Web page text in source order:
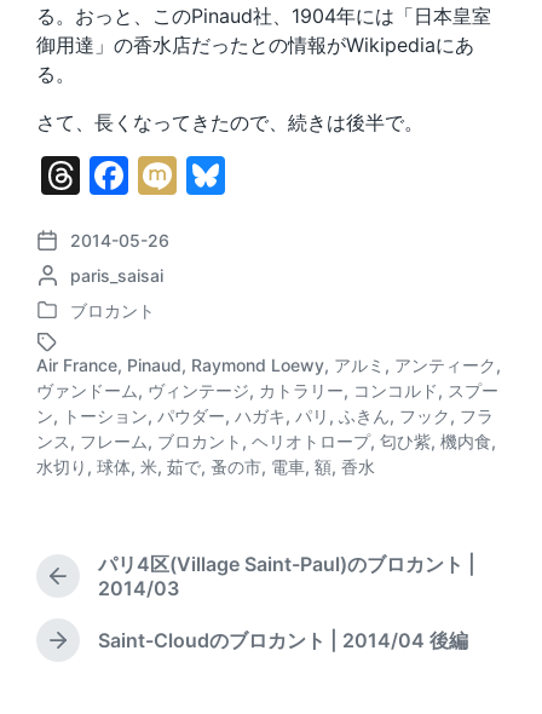
る。おっと、このPinaud社、1904年には「日本皇室
御用達」の香水店だったとの情報がWikipediaにあ
る。
さて、長くなってきたので、続きは後半で。
T
e
a
d
s
F
c
e
b
o
o
k
M
y
P
o
s
t
d
e
2014-05-26
P
o
t
e
d
b
y
paris_saisai
P
o
s
t
e
d
i
ブロカント
T
a
g
w
h
Air France, Pinaud, Raymond Loewy, アルミ , アンティーク,
ヴァンドーム, ヴィンテージ, カトラリー, コンコルド, スプー
ン, トーション, パウダー, ハガキ, パリ , ふきん, フック, フラ
ンス, フレーム, ブロカント , ヘリオトロープ, 匂ひ紫, 機内食,
水切り , 球体, 米, 茹で, 蚤の市, 電車, 額, 香水
P
e
v
パリ4区(Village Saint-Paul)のブロカント |
2014/03
N
Saint-Cloudのブロカント | 2014/04 後編